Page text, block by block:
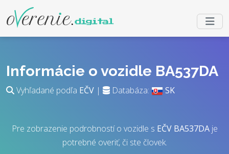
Informácie o vozidle BA537DA
Vyhľadané podľa EČV | Databáza: SK
Pre zobrazenie podrobností o vozidle s EČV BA537DAje
potrebné overiť, či ste človek.